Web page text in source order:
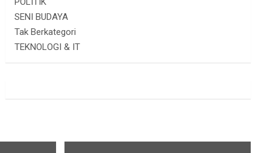
SENI BUDAYA
Tak Berkategori
TEKNOLOGI & IT